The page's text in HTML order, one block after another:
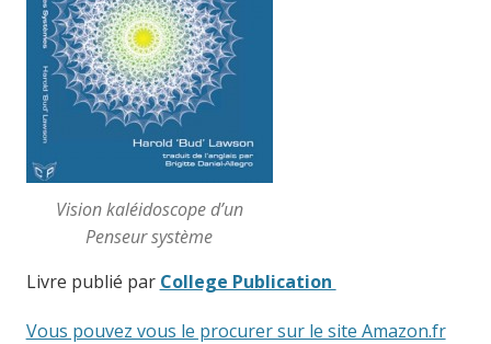
Vision kaléidoscope d’un
Penseur système
Livre publié par College Publication
Vous pouvez vous le procurer sur le site Amazon.fr